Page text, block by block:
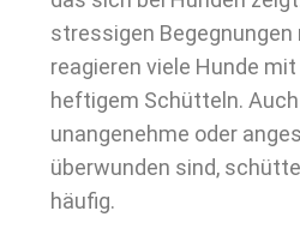
stressigen
reagieren viele Hunde
heftigem Schütteln.
unangenehme oder
überwunden sind,
häufig.